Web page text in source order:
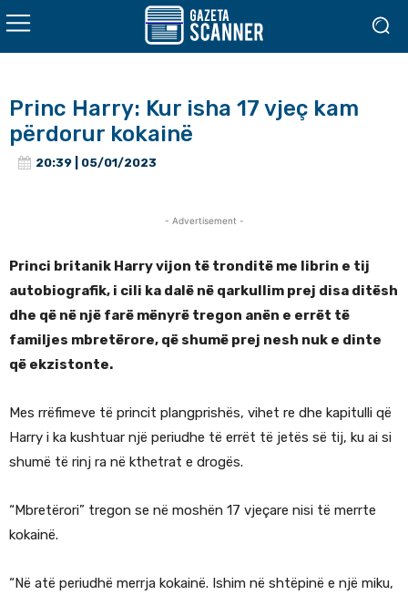
Princ Harry: Kur isha 17 vjeç kam
përdorur kokainë
20:39 | 05/01/2023
- Advertisement -
Princi britanik Harry vijon të tronditë me librin e tij
autobiografik, i cili ka dalë në qarkullim prej disa ditësh
dhe që në një farë mënyrë tregon anën e errët të
familjes mbretërore, që shumë prej nesh nuk e dinte
që ekzistonte.
Mes rrëfimeve të princit plangprishës, vihet re dhe kapitulli që
Harry i ka kushtuar një periudhe të errët të jetës së tij, ku ai si
shumë të rinj ra në kthetrat e drogës.
“Mbretërori” tregon se në moshën 17 vjeçare nisi të merrte
kokainë.
“Në atë periudhë merrja kokainë. Ishim në shtëpinë e një miku,